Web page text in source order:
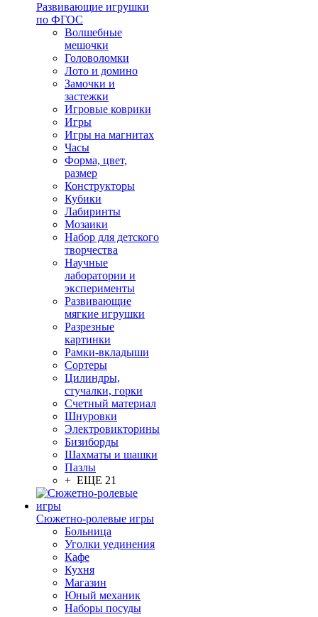
Развивающие игрушки
по ФГОС
Волшебные
мешочки
Головоломки
Лото и домино
Замочки и
застежки
Игровые коврики
Игры
Игры на магнитах
Часы
Форма, цвет,
размер
Конструкторы
Кубики
Лабиринты
Мозаики
Набор для детского
творчества
Научные
лаборатории и
эксперименты
Развивающие
мягкие игрушки
Разрезные
картинки
Рамки-вкладыши
Сортеры
Цилиндры,
стучалки, горки
Счетный материал
Шнуровки
Электровикторины
Бизиборды
Шахматы и шашки
Пазлы
+ ЕЩЕ 21
Сюжетно-ролевые игры
Больница
Уголки уединения
Кафе
Кухня
Магазин
Юный механик
Наборы посуды